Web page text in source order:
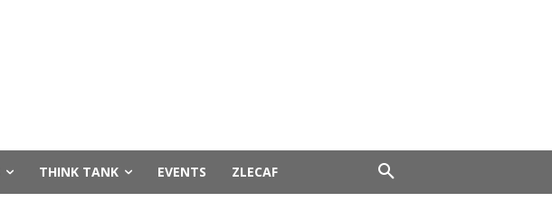
THINK TANK EVENTS ZLECAF